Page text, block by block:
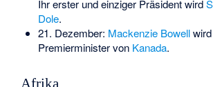
Ihr erster und einziger Präsident wird
Dole.
21. Dezember: Mackenzie Bowellwird
Premierminister von Kanada.
Afrika